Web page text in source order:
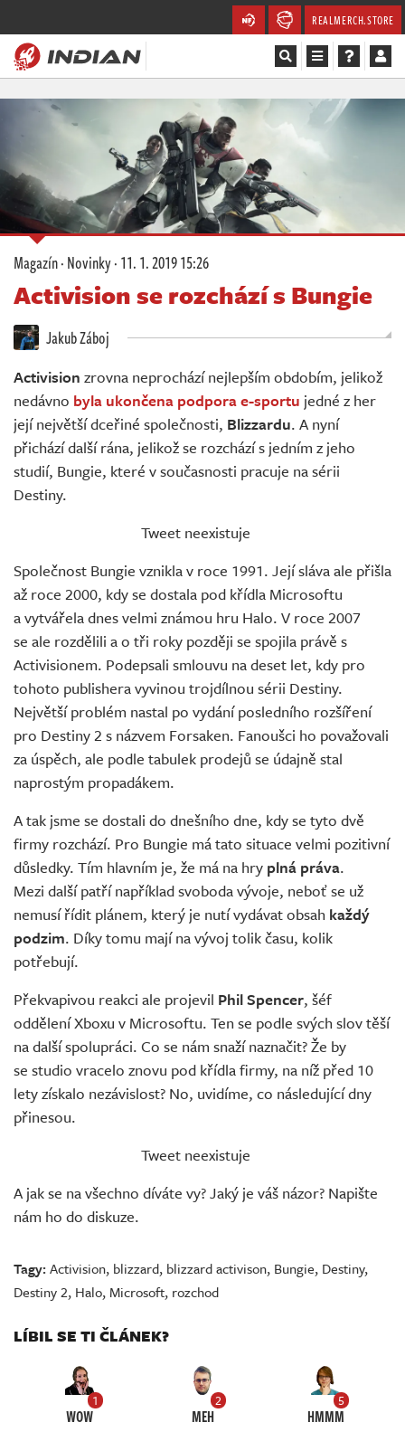
REALMERCH.STORE
Magazín
Videa
Soutěže
Databáze
Komunita
Redakce
Živě
Magazín·Novinky·11. 1. 2019 15:26
Activision se rozchází s Bungie
Jakub Záboj
Activision zrovna neprochází nejlepším obdobím, jelikož
nedávno byla ukončena podpora e-sportu jedné z her
její největší dceřiné společnosti, Blizzardu. A nyní
přichází další rána, jelikož se rozchází s jedním z jeho
studií, Bungie, které v současnosti pracuje na sérii
Destiny.
Tweet neexistuje
Společnost Bungie vznikla v roce 1991. Její sláva ale přišla
až roce 2000, kdy se dostala pod křídla Microsoftu
a vytvářela dnes velmi známou hru Halo. V roce 2007
se ale rozdělili a o tři roky později se spojila právě s
Activisionem. Podepsali smlouvu na deset let, kdy pro
tohoto publishera vyvinou trojdílnou sérii Destiny.
Největší problém nastal po vydání posledního rozšíření
pro Destiny 2 s názvem Forsaken. Fanoušci ho považovali
za úspěch, ale podle tabulek prodejů se údajně stal
naprostým propadákem.
A tak jsme se dostali do dnešního dne, kdy se tyto dvě
firmy rozchází. Pro Bungie má tato situace velmi pozitivní
důsledky. Tím hlavním je, že má na hry plná práva.
Mezi další patří například svoboda vývoje, neboť se už
nemusí řídit plánem, který je nutí vydávat obsah každý
podzim. Díky tomu mají na vývoj tolik času, kolik
potřebují.
Překvapivou reakci ale projevil Phil Spencer, šéf
oddělení Xboxu v Microsoftu. Ten se podle svých slov těší
na další spolupráci. Co se nám snaží naznačit? Že by
se studio vracelo znovu pod křídla firmy, na níž před 10
lety získalo nezávislost? No, uvidíme, co následující dny
přinesou.
Tweet neexistuje
A jak se na všechno díváte vy? Jaký je váš názor? Napište
nám ho do diskuze.
Tagy:Activision, blizzard, blizzard activison, Bungie, Destiny,
Destiny 2, Halo, Microsoft, rozchod
LÍBIL SE TI ČLÁNEK?
1
WOW
2
MEH
5
HMMM